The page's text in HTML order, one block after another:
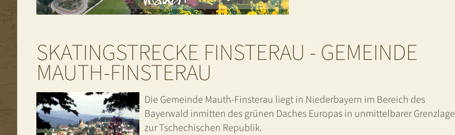
SKATINGSTRECKE FINSTERAU - GEMEINDE
MAUTH-FINSTERAU
Die Gemeinde Mauth-Finsterau liegt in Niederbayern im Bereich des
Bayerwald inmitten des grünen Daches Europas in unmittelbarer Grenzlage
zur Tschechischen Republik.